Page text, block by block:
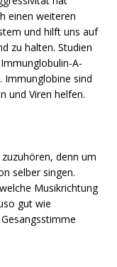
einen weiteren
und hilft uns auf
zu halten. Studien
A-
Immunglobine sind
und Viren helfen.
denn um
selber singen.
Musikrichtung
gut wie